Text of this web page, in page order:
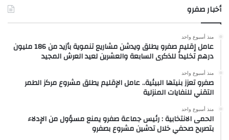
أخبار صفرو
منذ أسبوع واحد
عامل إقليم صفرو يطلق ويدشن مشاريع تنموية بأزيد من 186 مليون
درهم تخليداً للذكرى السابعة والعشرين لعيد العرش المجيد
منذ أسبوع واحد
صفرو تعزز بنيتها البيئية.. عامل الإقليم يطلق مشروع مركز الطمر
التقني للنفايات المنزلية
منذ أسبوع واحد
الحمى الانتخابية : رئيس جماعة صفرو يمنع مسؤول من الإدلاء
بتصريح صحفي خلال تدشين مشروع بصفرو